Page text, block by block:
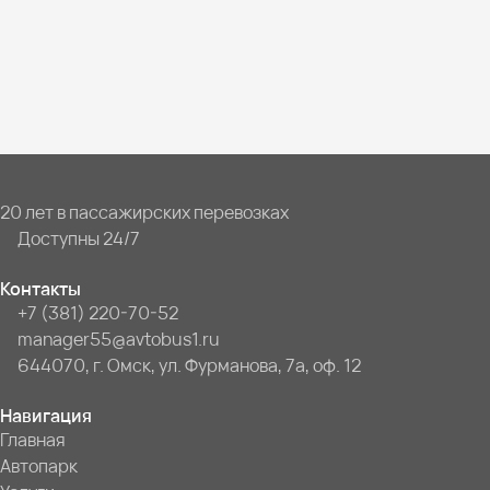
20 лет в пассажирских перевозках
Доступны 24/7
Контакты
+7 (381) 220-70-52
manager55@avtobus1.ru
644070, г. Омск, ул. Фурманова, 7а, оф. 12
Навигация
Главная
Автопарк